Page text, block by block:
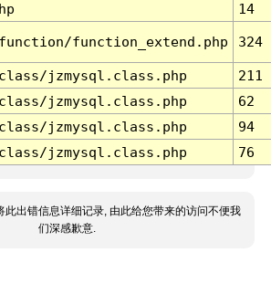
14
function_extend.php 324
jzmysql.class.php
211
jzmysql.class.php
62
jzmysql.class.php
94
jzmysql.class.php 76
此出错信息详细记录, 由此给您带来的访问不便我
们深感歉意.